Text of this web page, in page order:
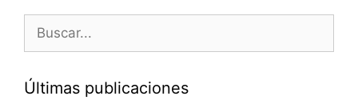
Últimas publicaciones